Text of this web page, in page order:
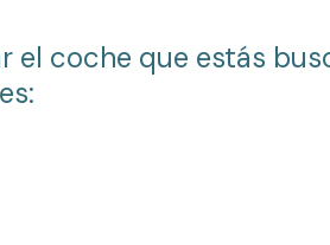
el coche que estás